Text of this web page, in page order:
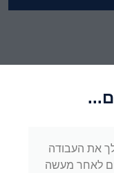
את העבודה
לאחר מעשה